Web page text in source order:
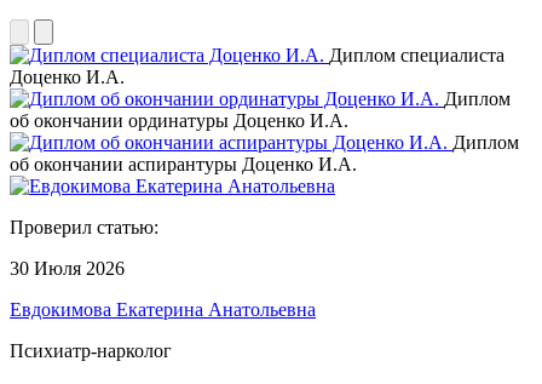
Диплом специалиста
Доценко И.А.
Диплом
об окончании ординатуры Доценко И.А.
Диплом
об окончании аспирантуры Доценко И.А.
Проверил статью:
30 Июля 2026
Евдокимова Екатерина Анатольевна
Психиатр-нарколог